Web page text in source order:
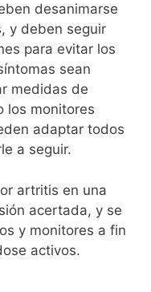
desanimarse
y deben seguir
para evitar los
sean
medidas de
los monitores
adaptar todos
a seguir.
artritis en una
acertada, y se
y monitores a fin
activos.